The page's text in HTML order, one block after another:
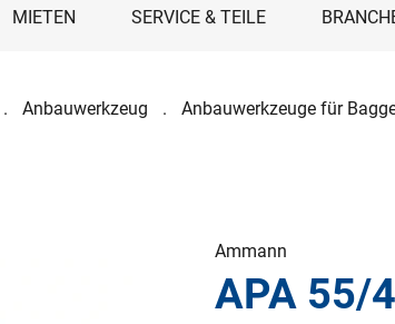
MIETEN SERVICE & TEILE
Anbauwerkzeug Anbauwerkzeuge für
Ammann
APA 55/